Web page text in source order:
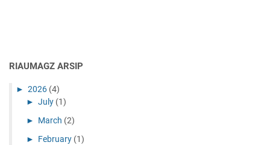
RIAUMAGZ ARSIP
► 2026 (4)
► July (1)
► March (2)
► February (1)